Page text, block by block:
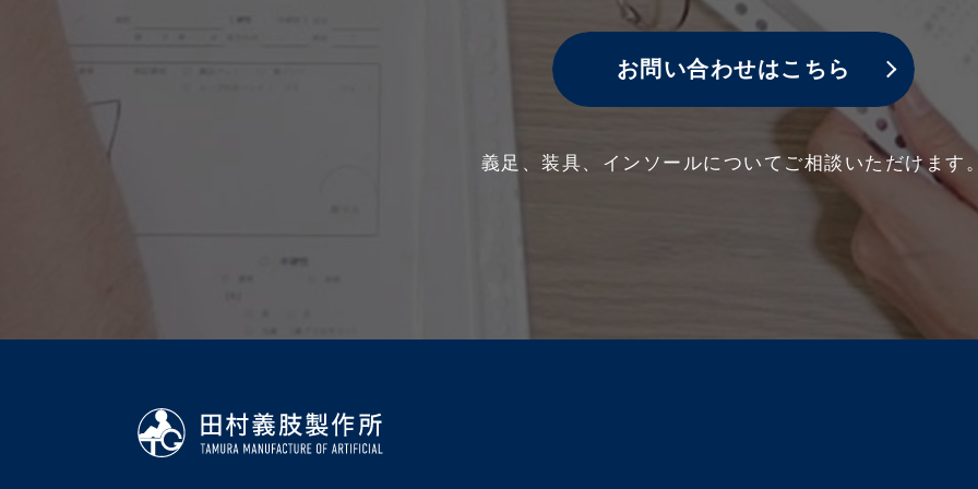
お問い合わせはこちら
義足、装具、インソールについて ご相談いただけます